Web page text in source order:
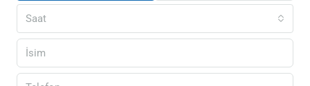
Saat